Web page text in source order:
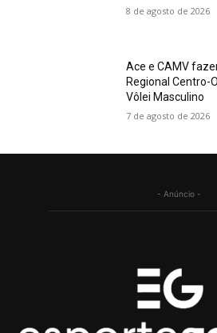
8 de agosto de 2026
Ace e CAMV
Regional Centro-
Vôlei Masculino
7 de agosto de 2026
- Anúncio -